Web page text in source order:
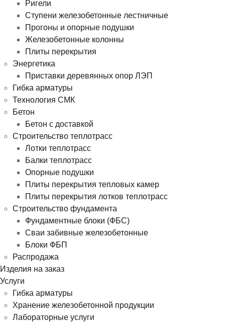
Ригели
Ступени железобетонные лестничные
Прогоны и опорные подушки
Железобетонные колонны
Плиты перекрытия
Энергетика
Приставки деревянных опор ЛЭП
Гибка арматуры
Технология СМК
Бетон
Бетон с доставкой
Строительство теплотрасс
Лотки теплотрасс
Балки теплотрасс
Опорные подушки
Плиты перекрытия тепловых камер
Плиты перекрытия лотков теплотрасс
Строительство фундамента
Фундаментные блоки (ФБС)
Сваи забивные железобетонные
Блоки ФБП
Распродажа
Изделия на заказ
Услуги
Гибка арматуры
Хранение железобетонной продукции
Лабораторные услуги